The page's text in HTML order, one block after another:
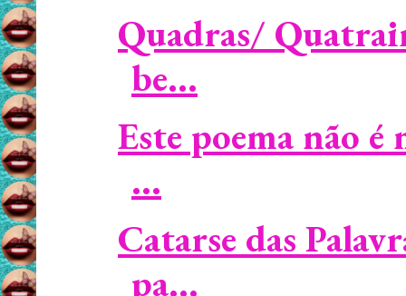
Quadras/
be...
Este poema não
...
Catarse das
pa...